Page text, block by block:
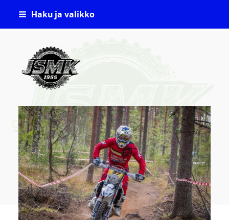
Siirry
Haku ja valikko
Jämsän Seudun Moottorikerho ( JSMK )